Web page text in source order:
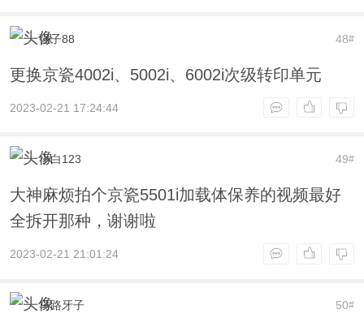
48#
强子88
更换京瓷4002i、5002i、6002i次级转印单元
2023-02-21 17:24:44
49#
小白123
大神麻烦拍个京瓷5501i加载体保养的视频最好
全拆开那种，谢谢啦
2023-02-21 21:01:24
50#
马路牙子